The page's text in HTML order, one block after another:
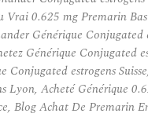
0.625 mg Premarin
Générique
Générique Conjugated
estrogens
Lyon, Acheté Générique
Blog Achat De Premarin